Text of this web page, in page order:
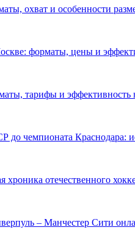
охват и особенности
форматы, цены и
тарифы и эффективность
чемпионата Краснодара:
отечественного
– Манчестер Сити